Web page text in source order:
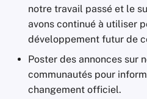
notre travail passé et le
avons continué à utiliser
développement futur de
Poster des annonces sur
communautés pour
changement officiel.